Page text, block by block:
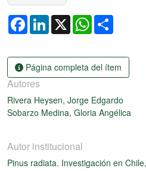
FacebookLinkedIn
X WhatsApp
Página completa del ítem
Autores
Rivera Heysen, Jorge Edgardo
Sobarzo Medina, Gloria Angélica
Autor institucional
Pinus radiata. Investigación en